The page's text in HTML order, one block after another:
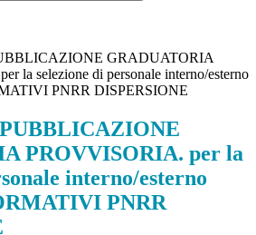
GRADUATORIA
la selezione di personale interno/esterno
PNRR DISPERSIONE
PROVVISORIA. per la
interno/esterno
PNRR